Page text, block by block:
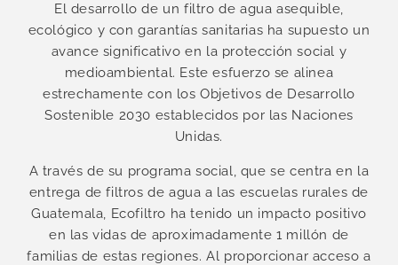
El desarrollo de un filtro de agua asequible,
ecológico y con garantías sanitarias ha supuesto un
avance significativo en la protección social y
medioambiental. Este esfuerzo se alinea
estrechamente con los Objetivos de Desarrollo
Sostenible 2030 establecidos por las Naciones
Unidas.
A través de su programa social, que se centra en la
entrega de filtros de agua a las escuelas rurales de
Guatemala, Ecofiltro ha tenido un impacto positivo
en las vidas de aproximadamente 1 millón de
familias de estas regiones. Al proporcionar acceso a